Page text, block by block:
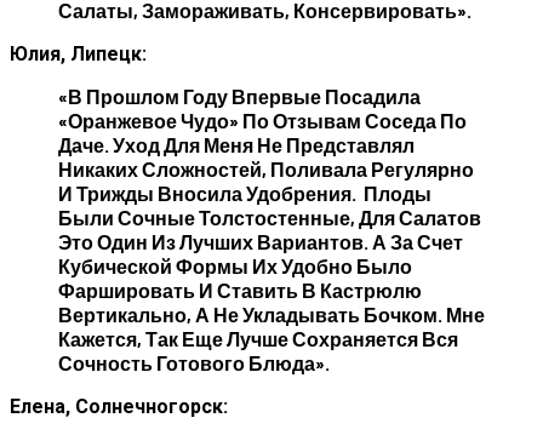
Салаты, Замораживать, Консервировать».
Юлия, Липецк:
«В Прошлом Году Впервые Посадила
«Оранжевое Чудо» По Отзывам Соседа По
Даче. Уход Для Меня Не Представлял
Никаких Сложностей, Поливала Регулярно
И Трижды Вносила Удобрения. Плоды
Были Сочные Толстостенные, Для Салатов
Это Один Из Лучших Вариантов. А За Счет
Кубической Формы Их Удобно Было
Фаршировать И Ставить В Кастрюлю
Вертикально, А Не Укладывать Бочком. Мне
Кажется, Так Еще Лучше Сохраняется Вся
Сочность Готового Блюда».
Елена, Солнечногорск: